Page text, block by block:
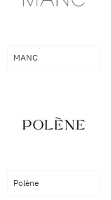
MANC
Polène